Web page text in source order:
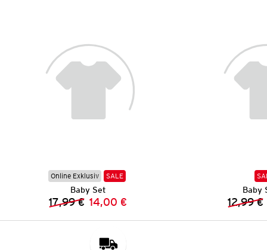
Online Exklusiv SALE
Baby Set
Vorheriger Preis:
17,99 € Neuer Preis:
14,00 €
Baby
12,99 €